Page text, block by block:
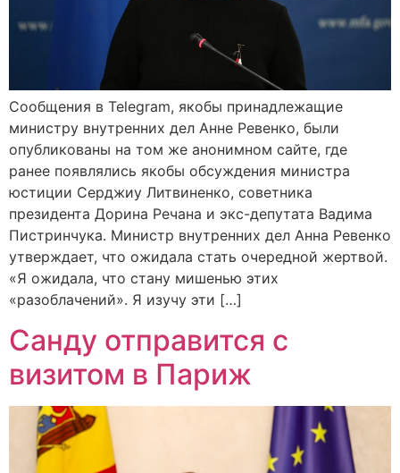
Сообщения в Telegram, якобы принадлежащие
министру внутренних дел Анне Ревенко, были
опубликованы на том же анонимном сайте, где
ранее появлялись якобы обсуждения министра
юстиции Серджиу Литвиненко, советника
президента Дорина Речана и экс-депутата Вадима
Пистринчука. Министр внутренних дел Анна Ревенко
утверждает, что ожидала стать очередной жертвой.
«Я ожидала, что стану мишенью этих
«разоблачений». Я изучу эти […]
Санду отправится с
визитом в Париж